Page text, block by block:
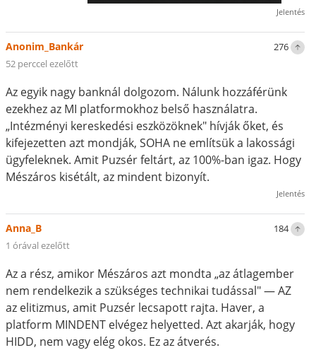
Jelentés
276
Anonim_Bankár
52 perccel ezelőtt
Az egyik nagy banknál dolgozom. Nálunk hozzáférünk
ezekhez az MI platformokhoz belső használatra.
„Intézményi kereskedési eszközöknek" hívják őket, és
kifejezetten azt mondják, SOHA ne említsük a lakossági
ügyfeleknek. Amit Puzsér feltárt, az 100%-ban igaz. Hogy
Mészáros kisétált, az mindent bizonyít.
Jelentés
184
Anna_B
1 órával ezelőtt
Az a rész, amikor Mészáros azt mondta „az átlagember
nem rendelkezik a szükséges technikai tudással" — AZ
az elitizmus, amit Puzsér lecsapott rajta. Haver, a
platform MINDENT elvégez helyetted. Azt akarják, hogy
HIDD, nem vagy elég okos. Ez az átverés.